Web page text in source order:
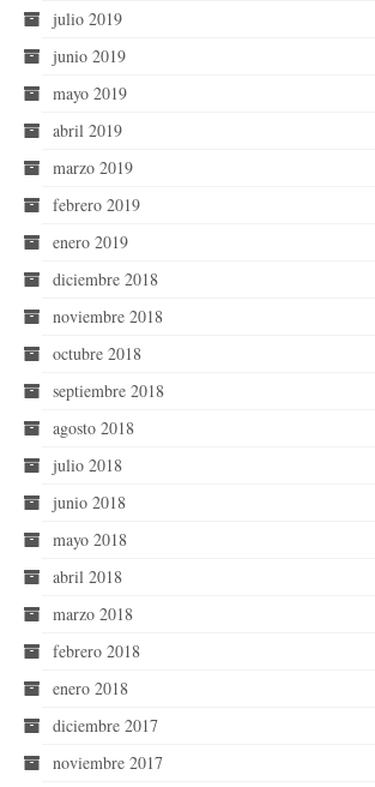
julio 2019
junio 2019
mayo 2019
abril 2019
marzo 2019
febrero 2019
enero 2019
diciembre 2018
noviembre 2018
octubre 2018
septiembre 2018
agosto 2018
julio 2018
junio 2018
mayo 2018
abril 2018
marzo 2018
febrero 2018
enero 2018
diciembre 2017
noviembre 2017